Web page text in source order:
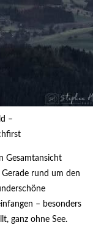
–
Gesamtansicht
rund um den
– besonders
ganz ohne See.